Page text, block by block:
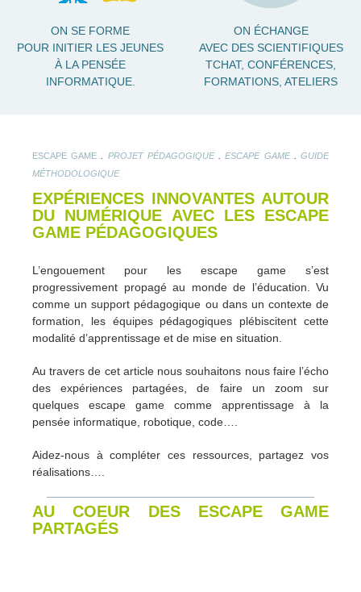
ON SE FORME
POUR INITIER LES JEUNES
À LA PENSÉE
INFORMATIQUE.
ON ÉCHANGE
AVEC DES SCIENTIFIQUES
TCHAT, CONFÉRENCES,
FORMATIONS, ATELIERS
ESCAPE GAME PROJET PÉDAGOGIQUE.ESCAPE GAME.GUIDE
MÉTHODOLOGIQUE
EXPÉRIENCES INNOVANTES AUTOUR
DU NUMÉRIQUE AVEC LES ESCAPE
GAME PÉDAGOGIQUES
L’engouement pour les escape game s’est
progressivement propagé au monde de l’éducation. Vu
comme un support pédagogique ou dans un contexte de
formation, les équipes pédagogiques plébiscitent cette
modalité d’apprentissage et de mise en situation.
Au travers de cet article nous souhaitons nous faire l’écho
des expériences partagées, de faire un zoom sur
quelques escape game comme apprentissage à la
pensée informatique, robotique, code….
Aidez-nous à compléter ces ressources, partagez vos
réalisations….
AU COEUR DES ESCAPE GAME
PARTAGÉS